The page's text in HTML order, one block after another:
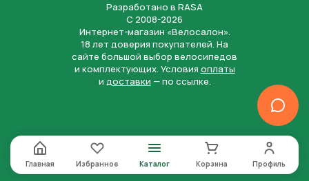
Разработано в RASA
С 2008-2026
Интернет-магазин «Велосалон».
18 лет доверия покупателей. На
сайте большой выбор велосипедов
и комплектующих. Условия оплаты
и доставки — по ссылке.
Главная Избранное Каталог Корзина Профиль
Нажимая на кнопку “Отправить заявку”, вы даете
согласие на обработку персональных данных и
соглашаетесь с политикой конфиденциальности